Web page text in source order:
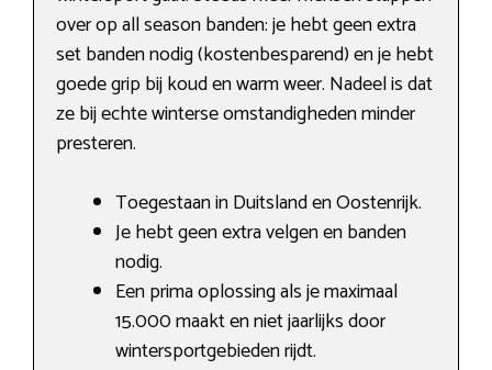
over op all season banden: je hebt geen extra
set banden nodig (kostenbesparend) en je hebt
goede grip bij koud en warm weer. Nadeel is dat
ze bij echte winterse omstandigheden minder
presteren.
Toegestaan in Duitsland en Oostenrijk.
Je hebt geen extra velgen en banden
nodig.
Een prima oplossing als je maximaal
15.000 maakt en niet jaarlijks door
wintersportgebieden rijdt.